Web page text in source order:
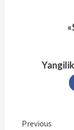
Continue
Previous